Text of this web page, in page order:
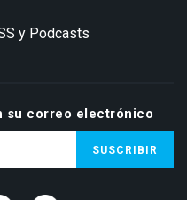
y Podcasts
su correo electrónico